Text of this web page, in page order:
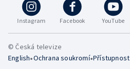
Instagram Facebook YouTube
© Česká televize
English•Ochrana soukromí•Přístupnost